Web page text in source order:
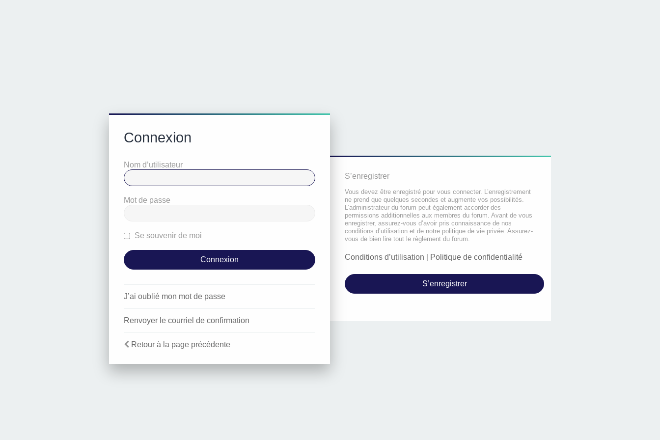
Connexion
Nom d’utilisateur
Mot de passe
Se souvenir de moi
J’ai oublié mon mot de passe
Renvoyer le courriel de confirmation
Retour à la page précédente
S’enregistrer
Vous devez être enregistré pour vous connecter. L’enregistrement
ne prend que quelques secondes et augmente vos possibilités.
L’administrateur du forum peut également accorder des
permissions additionnelles aux membres du forum. Avant de vous
enregistrer, assurez-vous d’avoir pris connaissance de nos
conditions d’utilisation et de notre politique de vie privée. Assurez-
vous de bien lire tout le règlement du forum.
Conditions d’utilisation Politique de confidentialité
S’enregistrer